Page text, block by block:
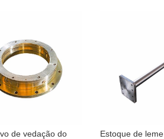
de vedação do
Estoque de leme